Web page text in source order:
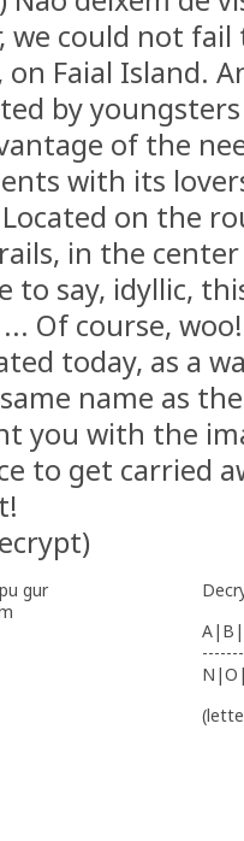
we could not
Faial Island.
by
of the
with its
on the
in the
to say, idyllic,
Of course,
today, as a
name as
you with the
to get carried
)
gur